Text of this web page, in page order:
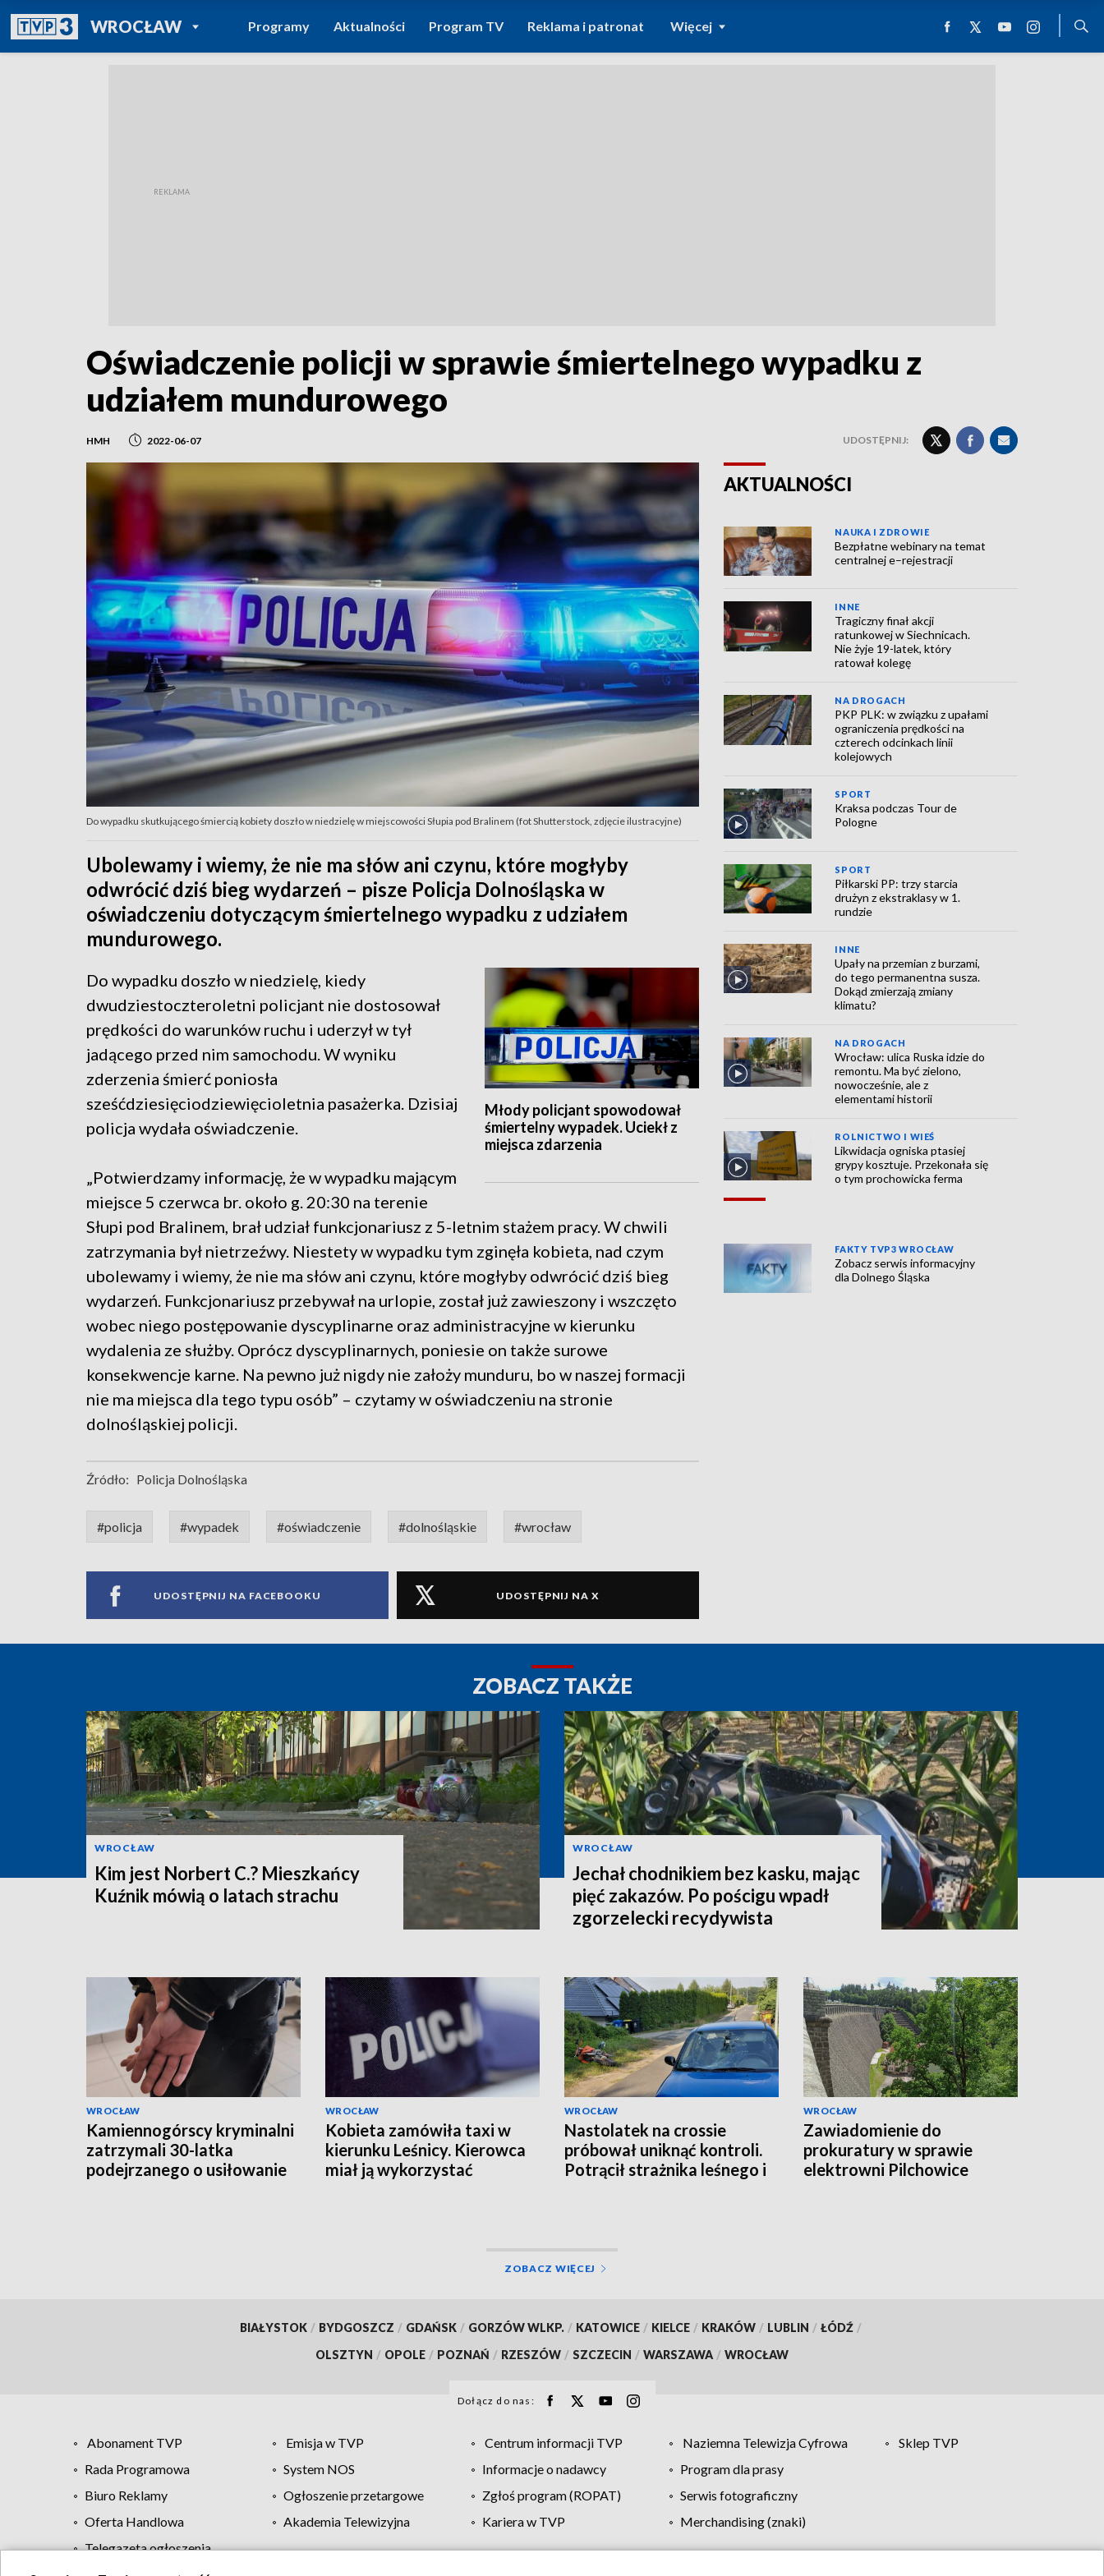
WROCŁAWPOWRÓT DO
TVP REGIONY
Programy Aktualności Program TV Reklama i patronat Więcej
Oświadczenie policji w sprawie śmiertelnego wypadku z
udziałem mundurowego
HMH 2022-06-07 UDOSTĘPNIJ:
Do wypadku skutkującego śmiercią kobiety doszło w niedzielę w miejscowości Słupia pod Bralinem (fot Shutterstock, zdjęcie ilustracyjne)
Ubolewamy i wiemy, że nie ma słów ani czynu, które mogłyby
odwrócić dziś bieg wydarzeń – pisze Policja Dolnośląska w
oświadczeniu dotyczącym śmiertelnego wypadku z udziałem
mundurowego.
Młody policjant spowodował
śmiertelny wypadek. Uciekł z
miejsca zdarzenia
Do wypadku doszło w niedzielę, kiedy
dwudziestoczteroletni policjant nie dostosował
prędkości do warunków ruchu i uderzył w tył
jadącego przed nim samochodu. W wyniku
zderzenia śmierć poniosła
sześćdziesięciodziewięcioletnia pasażerka. Dzisiaj
policja wydała oświadczenie.
„Potwierdzamy informację, że w wypadku mającym
miejsce 5 czerwca br. około g. 20:30 na terenie
Słupi pod Bralinem, brał udział funkcjonariusz z 5-letnim stażem pracy. W chwili
zatrzymania był nietrzeźwy. Niestety w wypadku tym zginęła kobieta, nad czym
ubolewamy i wiemy, że nie ma słów ani czynu, które mogłyby odwrócić dziś bieg
wydarzeń. Funkcjonariusz przebywał na urlopie, został już zawieszony i wszczęto
wobec niego postępowanie dyscyplinarne oraz administracyjne w kierunku
wydalenia ze służby. Oprócz dyscyplinarnych, poniesie on także surowe
konsekwencje karne. Na pewno już nigdy nie założy munduru, bo w naszej formacji
nie ma miejsca dla tego typu osób” – czytamy w oświadczeniu na stronie
dolnośląskiej policji.
Źródło: Policja Dolnośląska
#policja #wypadek #oświadczenie #dolnośląskie #wrocław
UDOSTĘPNIJ NA FACEBOOKU UDOSTĘPNIJ NA X
AKTUALNOŚCI
NAUKA I ZDROWIE
Bezpłatne webinary na temat
centralnej e–rejestracji
INNE
Tragiczny finał akcji
ratunkowej w Siechnicach.
Nie żyje 19-latek, który
ratował kolegę
NA DROGACH
PKP PLK: w związku z upałami
ograniczenia prędkości na
czterech odcinkach linii
kolejowych
SPORT
Kraksa podczas Tour de
Pologne
SPORT
Piłkarski PP: trzy starcia
drużyn z ekstraklasy w 1.
rundzie
INNE
Upały na przemian z burzami,
do tego permanentna susza.
Dokąd zmierzają zmiany
klimatu?
NA DROGACH
Wrocław: ulica Ruska idzie do
remontu. Ma być zielono,
nowocześnie, ale z
elementami historii
ROLNICTWO I WIEŚ
Likwidacja ogniska ptasiej
grypy kosztuje. Przekonała się
o tym prochowicka ferma
FAKTY TVP3 WROCŁAW
Zobacz serwis informacyjny
dla Dolnego Śląska
ZOBACZ TAKŻE
WROCŁAW
Kim jest Norbert C.? Mieszkańcy
Kuźnik mówią o latach strachu
WROCŁAW
Jechał chodnikiem bez kasku, mając
pięć zakazów. Po pościgu wpadł
zgorzelecki recydywista
WROCŁAW
Kamiennogórscy kryminalni
zatrzymali 30-latka
podejrzanego o usiłowanie
WROCŁAW
Kobieta zamówiła taxi w
kierunku Leśnicy. Kierowca
miał ją wykorzystać
WROCŁAW
Nastolatek na crossie
próbował uniknąć kontroli.
Potrącił strażnika leśnego i
WROCŁAW
Zawiadomienie do
prokuratury w sprawie
elektrowni Pilchowice
ZOBACZ WIĘCEJ
BIAŁYSTOK / BYDGOSZCZ / GDAŃSK / GORZÓW WLKP. / KATOWICE / KIELCE / KRAKÓW / LUBLIN / ŁÓDŹ /
OLSZTYN / OPOLE / POZNAŃ / RZESZÓW / SZCZECIN / WARSZAWA / WROCŁAW
Dołącz do nas:
Abonament TVP Emisja w TVP Centrum informacji TVP Naziemna Telewizja Cyfrowa
Sklep TVP
Rada Programowa
System NOS Informacje o nadawcy
Program dla prasy
Biuro Reklamy
Ogłoszenie przetargowe Zgłoś program (ROPAT)
Serwis fotograficzny
Oferta Handlowa
Akademia Telewizyjna Kariera w TVP
Merchandising (znaki)
Telegazeta ogłoszenia